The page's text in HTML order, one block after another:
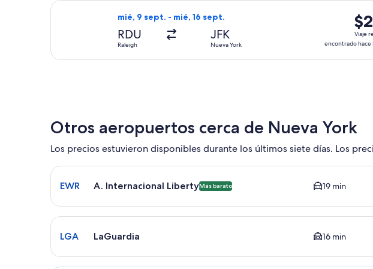
8
mié, 9 sept. - mié, 16 sept.
RDU
Raleigh
JFK
Nueva York
$237
Viaje
Viaje
encontrado hace
Seleccionar vuelo de American Airlines, con salida el mié,
Otros aeropuertos cerca de Nueva York
Los precios estuvieron disponibles durante los últimos siete días. Los
Seleccionar vuelo a A. Internacional Liberty EWR. Opción más barata
EWR A. Internacional LibertyMás barato 19 min
Seleccionar vuelo a LaGuardia LGA. El tiempo promedio del trayecto en
LGA LaGuardia 16 min